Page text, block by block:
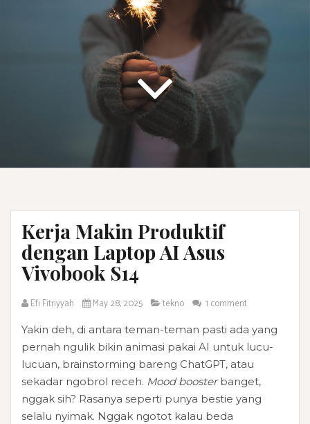
Kerja Makin Produktif
dengan Laptop AI Asus
Vivobook S14
Efi Fitriyyah May 28, 2025 tekno 1 comment
Yakin deh, di antara teman-teman pasti ada yang
pernah ngulik bikin animasi pakai AI untuk lucu-
lucuan, brainstorming bareng ChatGPT, atau
sekadar ngobrol receh. Mood boosterbanget,
nggak sih? Rasanya seperti punya bestie yang
selalu nyimak. Nggak ngotot kalau beda